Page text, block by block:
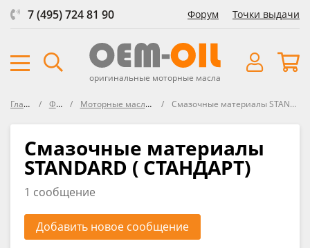
7 (495) 724 81 90 Форум Точки выдачи
оригинальные моторные масла
Главная Форум Моторные масла STANDARD Смазочные материалы STANDARD ( СТАНДАРТ)
Смазочные материалы
STANDARD ( СТАНДАРТ)
1 сообщение
Добавить новое сообщение